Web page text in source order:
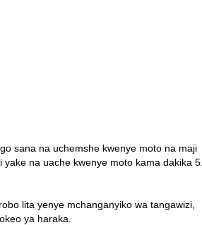
sana na uchemshe kwenye moto na maji
na uache kwenye moto kama dakika 5.
lita yenye mchanganyiko wa tangawizi,
ya haraka.